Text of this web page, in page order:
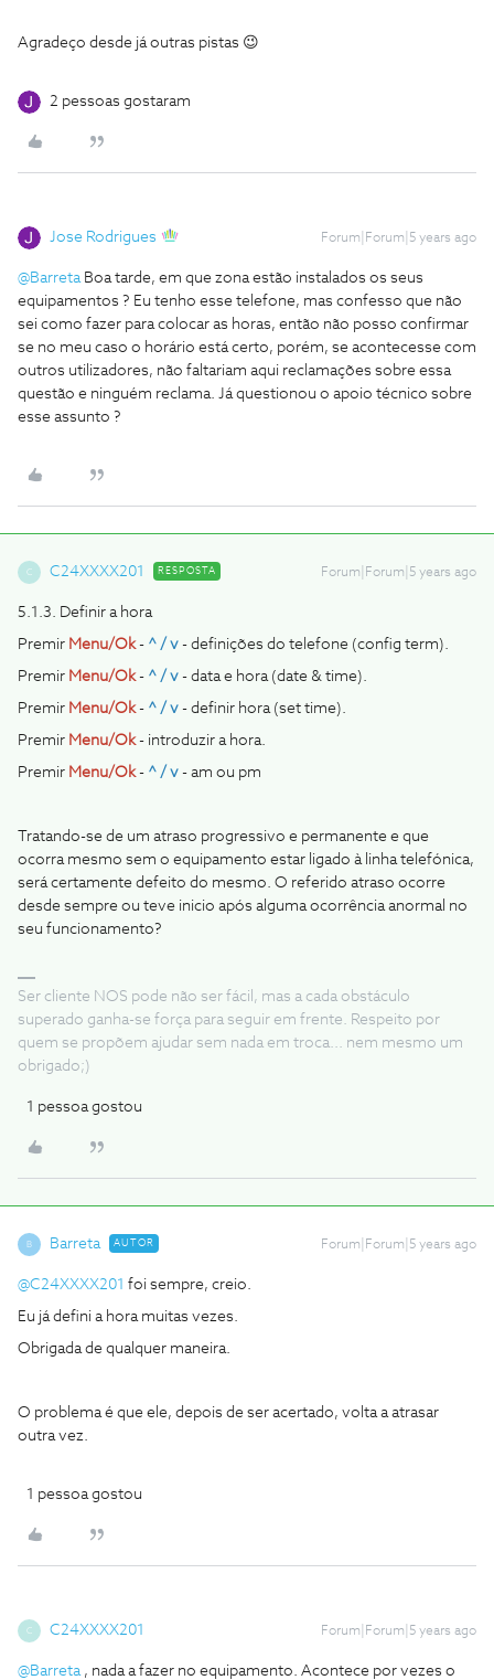
Agradeço desde já outras pistas 😉
2 pessoas gostaram
Jose Rodrigues Forum|Forum|5 years ago
@BarretaBoa tarde, em que zona estão instalados os seus
equipamentos ? Eu tenho esse telefone, mas confesso que não
sei como fazer para colocar as horas, então não posso confirmar
se no meu caso o horário está certo, porém, se acontecesse com
outros utilizadores, não faltariam aqui reclamações sobre essa
questão e ninguém reclama. Já questionou o apoio técnico sobre
esse assunto ?
C C24XXXX201 RESPOSTA Forum|Forum|5 years ago
5.1.3. Definir a hora
Premir Menu/Ok- ^ / v - definições do telefone (config term).
Premir Menu/Ok- ^ / v - data e hora (date & time).
Premir Menu/Ok- ^ / v - definir hora (set time).
Premir Menu/Ok- introduzir a hora.
Premir Menu/Ok- ^ / v - am ou pm
Tratando-se de um atraso progressivo e permanente e que
ocorra mesmo sem o equipamento estar ligado à linha telefónica,
será certamente defeito do mesmo. O referido atraso ocorre
desde sempre ou teve inicio após alguma ocorrência anormal no
seu funcionamento?
Ser cliente NOS pode não ser fácil, mas a cada obstáculo
superado ganha-se força para seguir em frente. Respeito por
quem se propõem ajudar sem nada em troca... nem mesmo um
obrigado;)
1 pessoa gostou
B Barreta AUTOR Forum|Forum|5 years ago
@C24XXXX201 foi sempre, creio.
Eu já defini a hora muitas vezes.
Obrigada de qualquer maneira.
O problema é que ele, depois de ser acertado, volta a atrasar
outra vez.
1 pessoa gostou
C C24XXXX201 Forum|Forum|5 years ago
@Barreta, nada a fazer no equipamento. Acontece por vezes o